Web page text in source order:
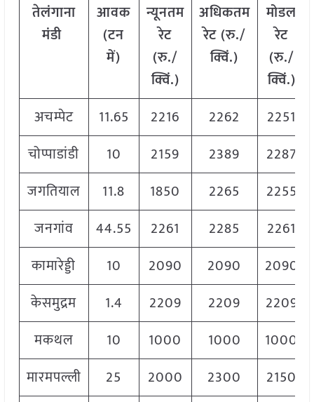
तेलंगाना
मंडी
आवक
(टन
में)
न्यूनतम
रेट
(रु./
क्विं.)
अधिकतम
रेट (रु./
क्विं.)
मोडल
रेट
(रु./
क्विं.)
अचम्पेट
11.65 2216 2262
2251
चोप्पाडांडी
10 2159 2389
2287
जगतियाल
11.8 1850 2265
2255
जनगांव
44.55 2261 2285
2261
कामारेड्डी
10 2090 2090
2090
केसमुद्रम
1.4 2209 2209
2209
मकथल
10 1000 1000
1000
मारमपल्ली
25 2000 2300
2150